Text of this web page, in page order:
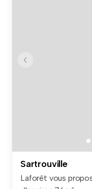
Sartrouville
Laforêt vous